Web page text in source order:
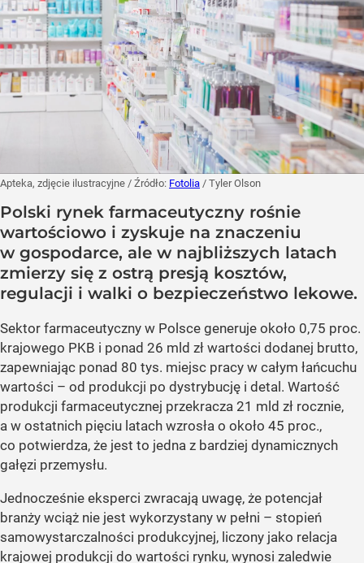
Apteka, zdjęcie ilustracyjne / Źródło: Fotolia / Tyler Olson
Polski rynek farmaceutyczny rośnie
wartościowo i zyskuje na znaczeniu
w gospodarce, ale w najbliższych latach
zmierzy się z ostrą presją kosztów,
regulacji i walki o bezpieczeństwo lekowe.
Sektor farmaceutyczny w Polsce generuje około 0,75 proc.
krajowego PKB i ponad 26 mld zł wartości dodanej brutto,
zapewniając ponad 80 tys. miejsc pracy w całym łańcuchu
wartości – od produkcji po dystrybucję i detal. Wartość
produkcji farmaceutycznej przekracza 21 mld zł rocznie,
a w ostatnich pięciu latach wzrosła o około 45 proc.,
co potwierdza, że jest to jedna z bardziej dynamicznych
gałęzi przemysłu.
Jednocześnie eksperci zwracają uwagę, że potencjał
branży wciąż nie jest wykorzystany w pełni – stopień
samowystarczalności produkcyjnej, liczony jako relacja
krajowej produkcji do wartości rynku, wynosi zaledwie